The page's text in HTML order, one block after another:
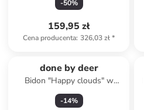
-50%
159,95 zł
Cena producenta: 326,03 zł*
done by deer
Bidon "Happy clouds" w
kolorze pomarańczowym -
350 ml
-14%